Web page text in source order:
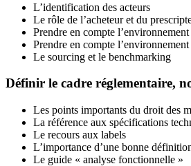
L’identification des acteurs
Le rôle de l’acheteur et du
Prendre en compte
Prendre en compte
Le sourcing et le benchmarking
Définir le cadre réglementaire,
Les points importants du droit des
La référence aux spécifications
Le recours aux labels
L’importance d’une bonne
Le guide « analyse fonctionnelle »